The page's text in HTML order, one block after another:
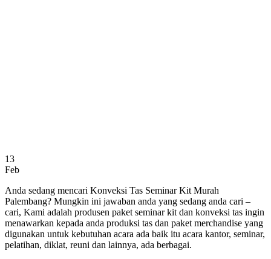
13
Feb
Anda sedang mencari Konveksi Tas Seminar Kit Murah
Palembang? Mungkin ini jawaban anda yang sedang anda cari –
cari, Kami adalah produsen paket seminar kit dan konveksi tas ingin
menawarkan kepada anda produksi tas dan paket merchandise yang
digunakan untuk kebutuhan acara ada baik itu acara kantor, seminar,
pelatihan, diklat, reuni dan lainnya, ada berbagai.